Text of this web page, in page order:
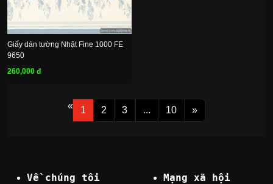
Giấy dán tường Nhật Fine 1000 FE
9650
260,000 đ
« 1 2 3 ... 10 »
Về chúng tôi Mạng xã hội